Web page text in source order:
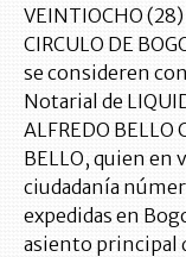
VEINTIOCHO (28)
CIRCULO DE
se consideren
Notarial de
ALFREDO BELLO
BELLO, quien en
ciudadanía
expedidas en
asiento principal